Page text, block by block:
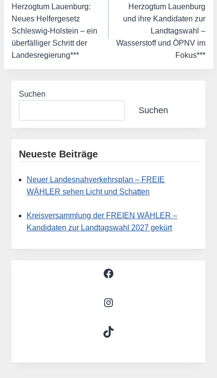
Herzogtum Lauenburg:
Neues Helfergesetz
Schleswig-Holstein – ein
überfälliger Schritt der
Landesregierung***
Herzogtum Lauenburg
und ihre Kandidaten zur
Landtagswahl –
Wasserstoff und ÖPNV im
Fokus***
Suchen
Suchen
Neueste Beiträge
Neuer Landesnahverkehrsplan – FREIE
WÄHLER sehen Licht und Schatten
Kreisversammlung der FREIEN WÄHLER –
Kandidaten zur Landtagswahl 2027 gekürt
Facebook
Instagram
TikTok